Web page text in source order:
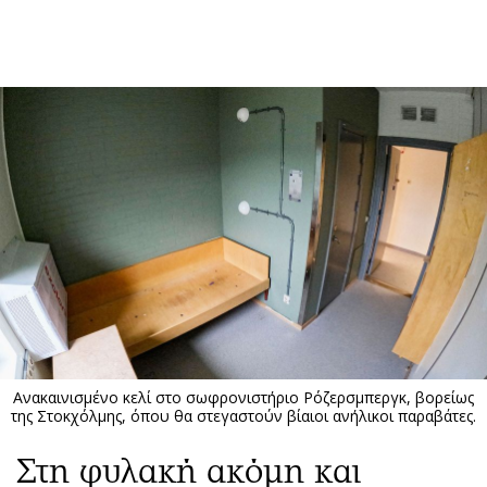
ΣΥΝΔΕΣΗ
Κύπρος
Παιδεία
Υγεία
Πολιτική
Βουλευτικές 2026
Εκλογές 2024
Προεδρικές 2023
Διπλωματία
Απόψεις
Αρθρογραφία
The Hill
Υγεία
Ενοικιάζονται
Πωλούνται
Θέσεις εργασίας
Ανακαινισμένο κελί στο σωφρονιστήριο Ρόζερσμπεργκ, βορείως
της Στοκχόλμης, όπου θα στεγαστούν βίαιοι ανήλικοι παραβάτες.
Στη φυλακή ακόμη και